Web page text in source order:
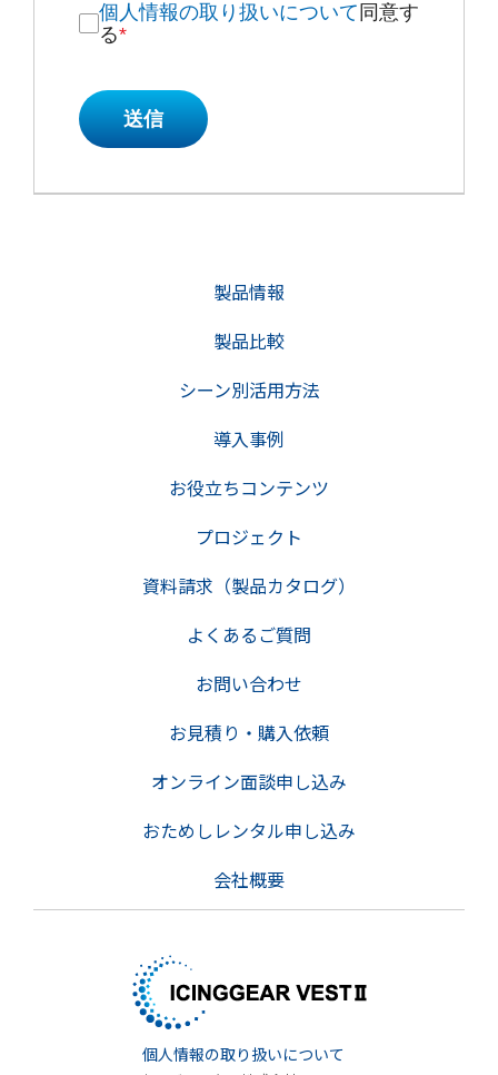
個人情報の取り扱いについて 同意す
る*
送信
製品情報
製品比較
シーン別活用方法
導入事例
お役立ちコンテンツ
プロジェクト
資料請求（製品カタログ）
よくあるご質問
お問い合わせ
お見積り・購入依頼
オンライン面談申し込み
おためしレンタル申し込み
会社概要
個人情報の取り扱いについて